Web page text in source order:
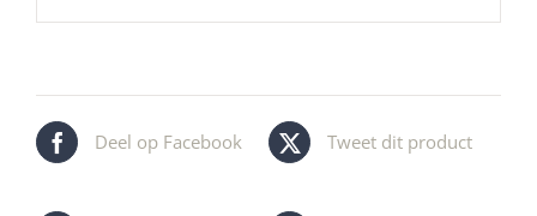
Deel op Facebook Tweet dit product